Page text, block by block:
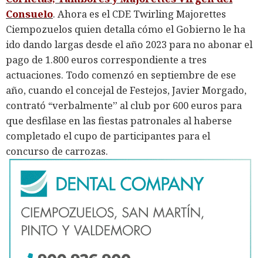
Consuelo. Ahora es el CDE Twirling Majorettes
Ciempozuelos quien detalla cómo el Gobierno le ha
ido dando largas desde el año 2023 para no abonar el
pago de 1.800 euros correspondiente a tres
actuaciones. Todo comenzó en septiembre de ese
año, cuando el concejal de Festejos, Javier Morgado,
contrató “verbalmente” al club por 600 euros para
que desfilase en las fiestas patronales al haberse
completado el cupo de participantes para el
concurso de carrozas.